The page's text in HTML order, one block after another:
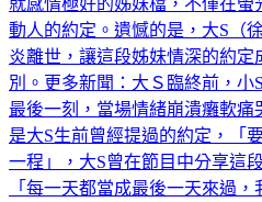
演藝圈姊妹情深最為人熟知的
就感情極好的姊妹檔，不僅在螢
動人的約定。遺憾的是，大S（
炎離世，讓這段姊妹情深的約
別。更多新聞：大Ｓ臨終前，小
最後一刻，當場情緒崩潰癱軟痛
是大S生前曾經提過的約定，「
一程」，大S曾在節目中分享這